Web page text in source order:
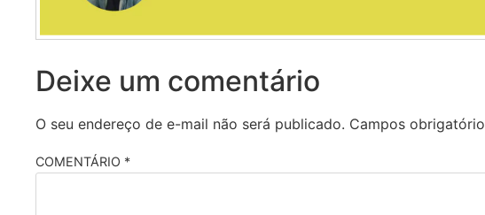
Deixe um comentário
O seu endereço de e-mail não será publicado. Campos
COMENTÁRIO *